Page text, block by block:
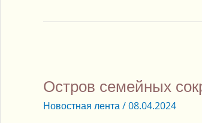
Остров семейных
Новостная лента/08.04.2024
сокровищ